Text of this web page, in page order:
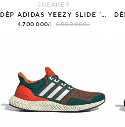
SNEAKER
4.700.000₫ 6.000.000₫